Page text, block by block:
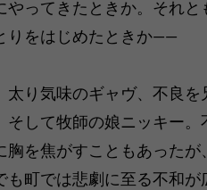
やってきたときか。それと
りをはじめたときか――
り気味のギャヴ、不良を
して牧師の娘ニッキー。
を焦がすこともあったが
町では悲劇に至る不和が